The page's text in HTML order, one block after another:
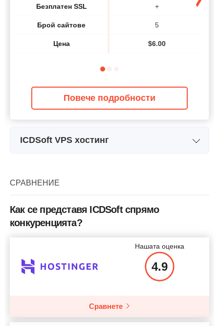
Безплатен SSL
Брой сайтове
Цена
+
5
$6.00
Повече подробности
ICDSoft VPS хостинг
Хранилище
Процесор
RAM 8 GB
$239
Повече подробности
СРАВНЕНИЕ
Как се представя ICDSoft спрямо
конкуренцията?
Нашата оценка
4.9
Сравнете